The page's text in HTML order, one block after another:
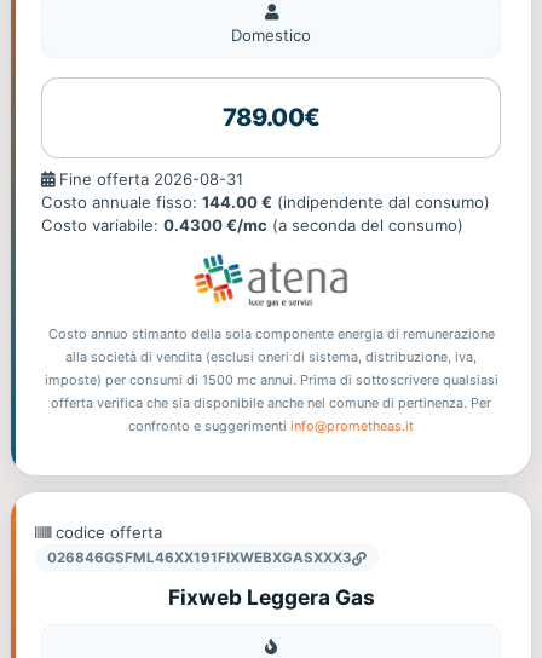
Domestico
Domestico
789.00€
Fine
offerta
Fine offerta 2026-08-31
Costo annuale fisso: 144.00 € (indipendente dal consumo)
Costo variabile: 0.4300 €/mc (a seconda del consumo)
Costo annuo stimanto della sola componente energia di remunerazione
alla società di vendita (esclusi oneri di sistema, distribuzione, iva,
imposte) per consumi di 1500 mc annui. Prima di sottoscrivere qualsiasi
offerta verifica che sia disponibile anche nel comune di pertinenza. Per
confronto e suggerimenti info@prometheas.it
codice offerta
026846GSFML46XX191FIXWEBXGASXXX3
Fixweb Leggera Gas
Gas